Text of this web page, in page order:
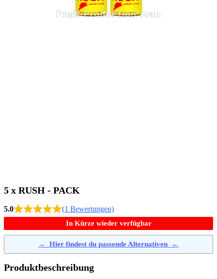
5 x RUSH - PACK
5.0 (1 Bewertungen)
In Kürze wieder verfügbar
→ Hier findest du passende Alternativen ←
Produktbeschreibung